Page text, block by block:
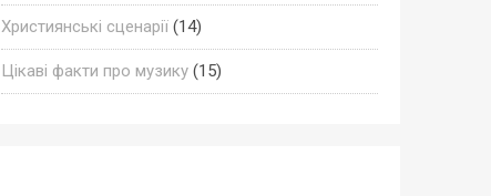
Християнські сценарії(14)
Цікаві факти про музику(15)